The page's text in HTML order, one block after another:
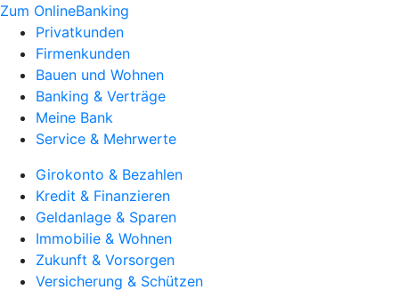
Zum OnlineBanking
Privatkunden
Firmenkunden
Bauen und Wohnen
Banking & Verträge
Meine Bank
Service & Mehrwerte
Girokonto & Bezahlen
Kredit & Finanzieren
Geldanlage & Sparen
Immobilie & Wohnen
Zukunft & Vorsorgen
Versicherung & Schützen